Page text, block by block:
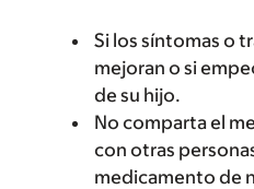
Si los síntomas o
mejoran o si
de su hijo.
No comparta el
con otras
medicamento de